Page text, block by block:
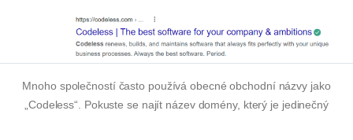
Mnoho společností často používá obecné obchodní názvy jako
„Codeless“. Pokuste se najít název domény, který je jedinečný